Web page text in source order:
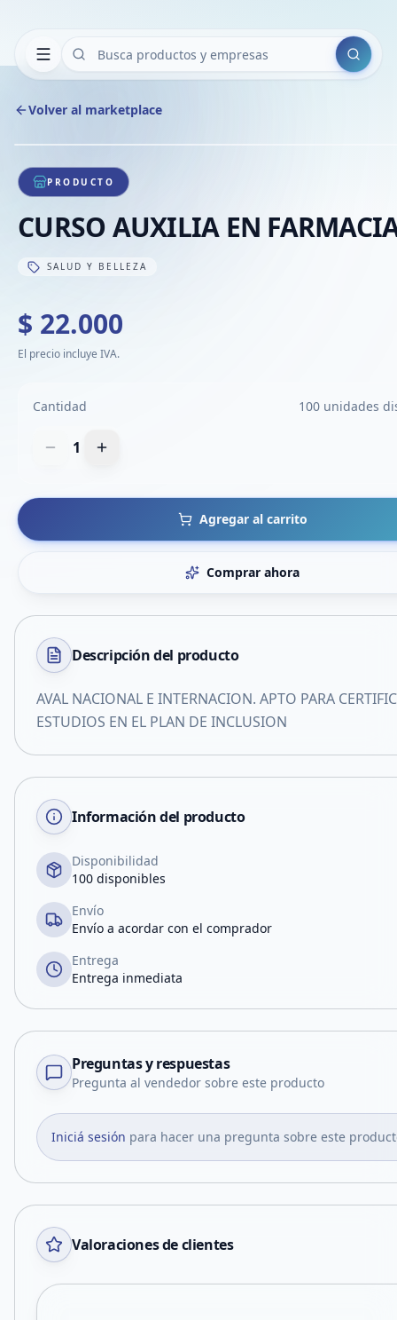
Buscar
Volver al marketplace
1/1
PRODUCTO
CURSO AUXILIA EN
SALUD Y BELLEZA
$ 22.000
El precio incluye IVA.
Cantidad 100 unidades
1
Agregar al carrito
Comprar ahora
Descripción del producto
AVAL NACIONAL E INTERNACION. APTO PARA
ESTUDIOS EN EL PLAN DE INCLUSION
Información del producto
Disponibilidad
100 disponibles
Envío
Envío a acordar con el comprador
Entrega
Entrega inmediata
Preguntas y respuestas
Pregunta al vendedor sobre este producto
Iniciá sesión para hacer una pregunta sobre este
Valoraciones de clientes